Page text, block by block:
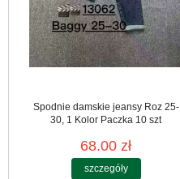
Spodnie damskie jeansy Roz 25-
30, 1 Kolor Paczka 10 szt
68.00 zł
szczegóły